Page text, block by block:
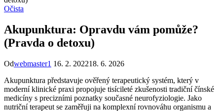
Očista
Akupunktura: Opravdu vám pomůže?
(Pravda o detoxu)
Odwebmaster1 16. 2. 202218. 6. 2026
Akupunktura představuje ověřený terapeutický systém, který v
moderní klinické praxi propojuje tisícileté zkušenosti tradiční čínské
medicíny s precizními poznatky současné neurofyziologie. Jako
nutriční terapeut se zaměřuji na komplexní rovnováhu organismu a